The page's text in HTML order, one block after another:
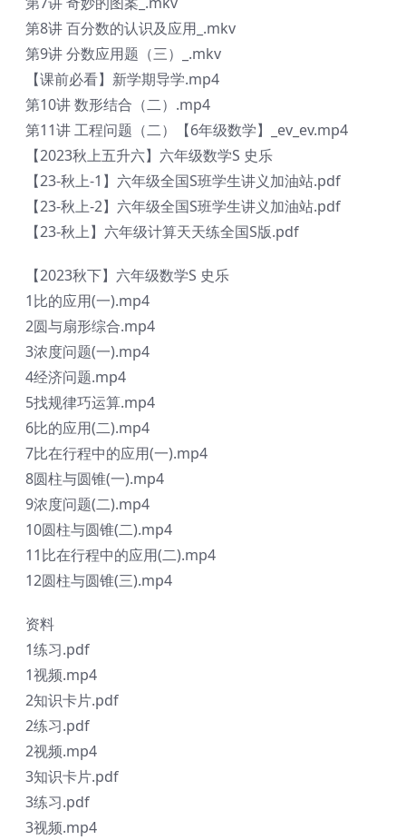
第8讲 百分数的认识及应用_.mkv
第9讲 分数应用题（三）_.mkv
【课前必看】新学期导学.mp4
第10讲 数形结合（二）.mp4
第11讲 工程问题（二）【6年级数学】_ev_ev.mp4
【2023秋上五升六】六年级数学S 史乐
【23-秋上-1】六年级全国S班学生讲义加油站.pdf
【23-秋上-2】六年级全国S班学生讲义加油站.pdf
【23-秋上】六年级计算天天练全国S版.pdf
【2023秋下】六年级数学S 史乐
1比的应用(一).mp4
2圆与扇形综合.mp4
3浓度问题(一).mp4
4经济问题.mp4
5找规律巧运算.mp4
6比的应用(二).mp4
7比在行程中的应用(一).mp4
8圆柱与圆锥(一).mp4
9浓度问题(二).mp4
10圆柱与圆锥(二).mp4
11比在行程中的应用(二).mp4
12圆柱与圆锥(三).mp4
资料
1练习.pdf
1视频.mp4
2知识卡片.pdf
2练习.pdf
2视频.mp4
3知识卡片.pdf
3练习.pdf
3视频.mp4